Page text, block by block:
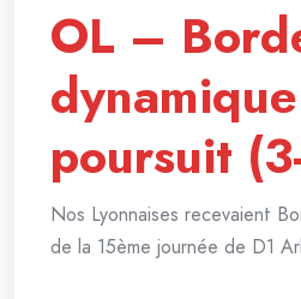
OL –
poursuit
Nos Lyonnaises recevaient
de la 15ème journée de D1